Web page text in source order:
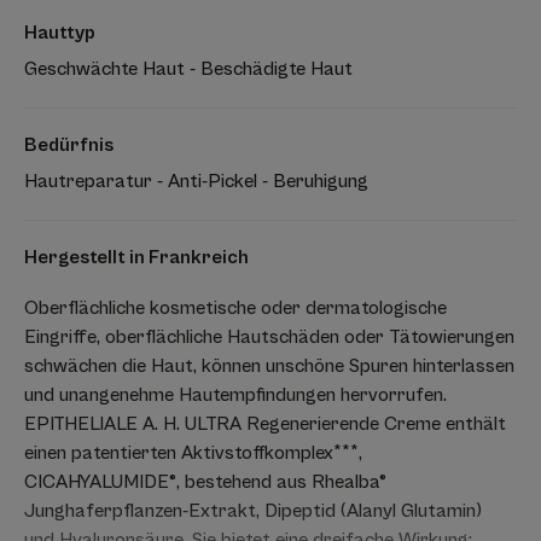
Hauttyp
Geschwächte Haut - Beschädigte Haut
Bedürfnis
Hautreparatur - Anti-Pickel - Beruhigung
Hergestellt in Frankreich
Oberflächliche kosmetische oder dermatologische
Eingriffe, oberflächliche Hautschäden oder Tätowierungen
schwächen die Haut, können unschöne Spuren hinterlassen
und unangenehme Hautempfindungen hervorrufen.
EPITHELIALE A. H. ULTRA Regenerierende Creme enthält
einen patentierten Aktivstoffkomplex***,
CICAHYALUMIDE®, bestehend aus Rhealba®
Junghaferpflanzen-Extrakt, Dipeptid (Alanyl Glutamin)